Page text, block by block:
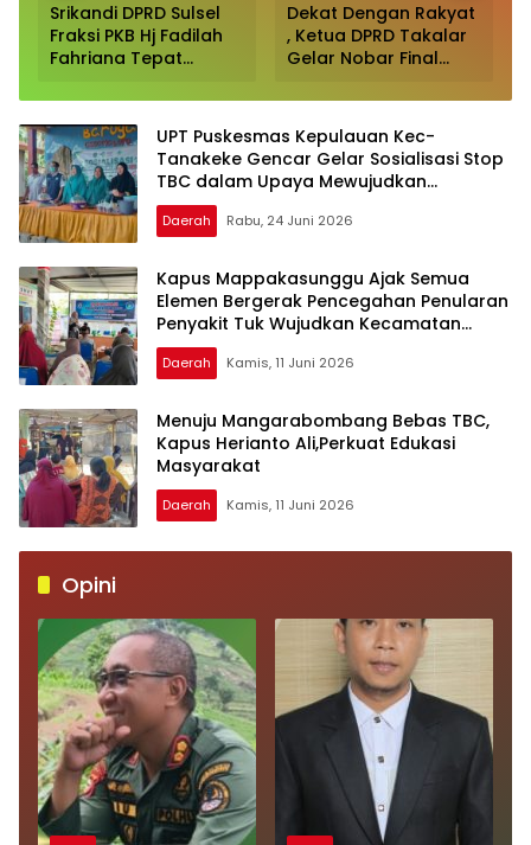
Srikandi DPRD Sulsel
Fraksi PKB Hj Fadilah
Fahriana Tepat
Juara Piala Dunia
2026
Dekat Dengan Rakyat
, Ketua DPRD Takalar
Gelar Nobar Final
Antusias para
Pendukung Argentina
Dan Spanyol
UPT Puskesmas Kepulauan Kec-
Tanakeke Gencar Gelar Sosialisasi Stop
TBC dalam Upaya Mewujudkan
Masyarakat Bebas Tuberkulosis
Daerah Rabu, 24 Juni 2026
Kapus Mappakasunggu Ajak Semua
Elemen Bergerak Pencegahan Penularan
Penyakit Tuk Wujudkan Kecamatan
Bebas TBC
Daerah Kamis, 11 Juni 2026
Menuju Mangarabombang Bebas TBC,
Kapus Herianto Ali,Perkuat Edukasi
Masyarakat
Daerah Kamis, 11 Juni 2026
Opini